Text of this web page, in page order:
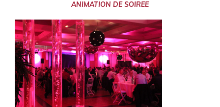
ANIMATION DE SOIREE